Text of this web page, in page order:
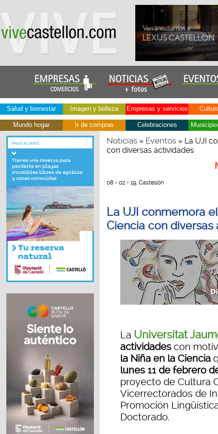
Salud y bienestar Imagen y belleza Empresas y servicios
Mundo hogar Ir de compras Celebraciones
Noticias» Eventos» La UJI
con diversas actividades
08 - 02 - 19, Castellón
La UJI conmemora
Ciencia con diversas
La Universitat
actividades con
la Niña en la Ciencia
lunes 11 de febrero
proyecto de Cultura
Vicerrectorados de
Promoción
Doctorado.